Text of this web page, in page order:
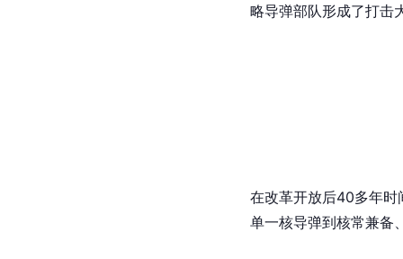
略导弹部队形成了打击
在改革开放后40多年时
单一核导弹到核常兼备